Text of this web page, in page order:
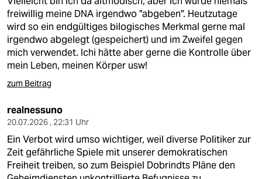
freiwillig meine DNA irgendwo "abgeben". Heutzutage
wird so ein endgültiges bilogisches Merkmal gerne mal
irgendwo abgelegt (gespeichert) und im Zweifel gegen
mich verwendet. Ichi hätte aber gerne die Kontrolle über
mein Leben, meinen Körper usw!
zum Beitrag
realnessuno
20.07.2026 , 22:31 Uhr
Ein Verbot wird umso wichtiger, weil diverse Politiker zur
Zeit gefährliche Spiele mit unserer demokratischen
Freiheit treiben, so zum Beispiel Dobrindts Pläne den